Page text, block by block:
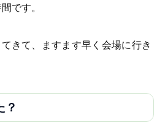
です。
きて、ますます早く会場に行き
？